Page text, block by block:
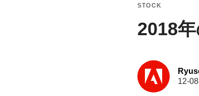
STOCK
2018
12-